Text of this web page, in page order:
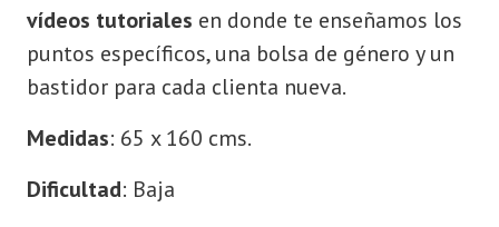
vídeos tutoriales en donde te enseñamos los
puntos específicos, una bolsa de género y un
bastidor para cada clienta nueva.
Medidas: 65 x 160 cms.
Dificultad: Baja